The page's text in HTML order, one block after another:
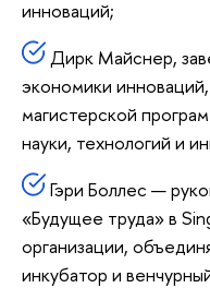
инноваций;
Дирк Майснер,
экономики
магистерской
науки, технологий и
Гэри Боллес —
«Будущее труда» в
организации,
инкубатор и